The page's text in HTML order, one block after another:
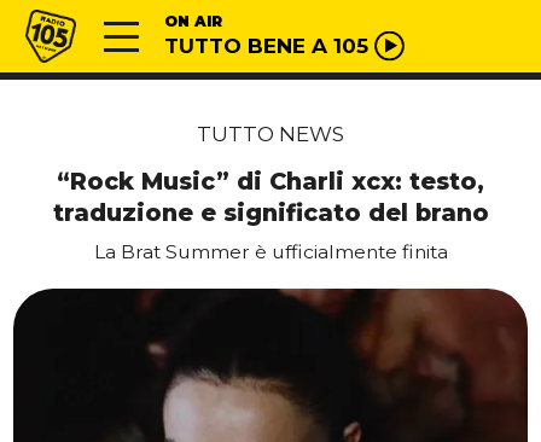
Vai al contenuto
Radio 105 ON AIR
TUTTO BENE A 105
TUTTO NEWS
“Rock Music” di Charli xcx: testo,
traduzione e significato del brano
La Brat Summer è ufficialmente finita